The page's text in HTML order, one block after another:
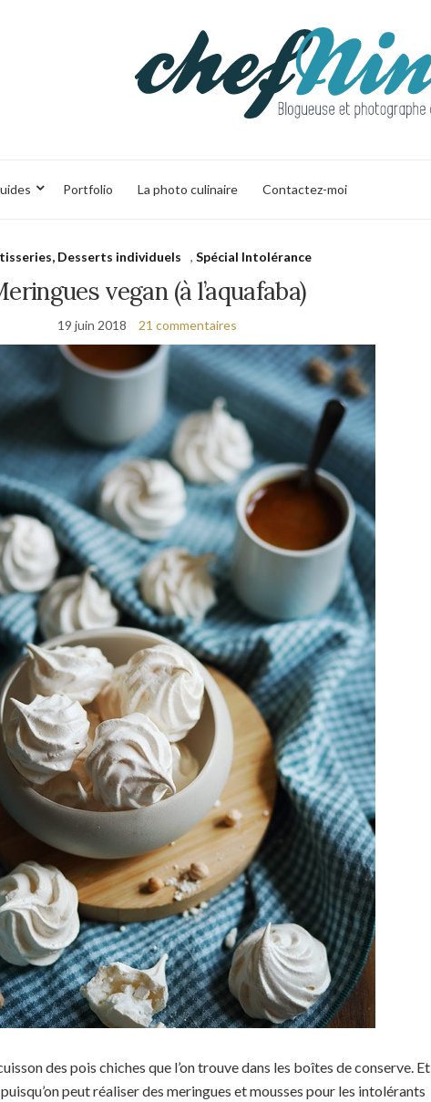
Portfolio La photo culinaire Contactez-moi
Desserts individuels , Spécial Intolérance
vegan (à l’aquafaba)
19 juin 2018 21 commentaires
cuisson des pois chiches que l’on trouve dans les boîtes de conserve. Et
peut réaliser des meringues et mousses pour les intolérants